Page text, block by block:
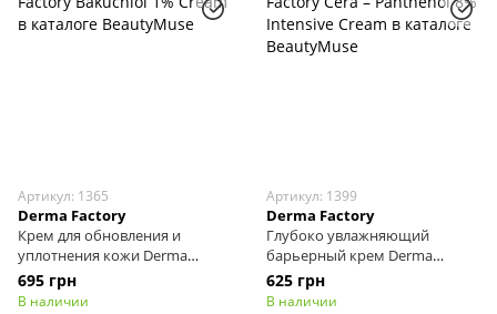
Артикул: 1365
Derma Factory
Крем для обновления и
уплотнения кожи Derma
Factory Bakuchiol 1% Сream, 30
г
695 грн
В наличии
Артикул: 1399
Derma Factory
Глубоко увлажняющий
барьерный крем Derma
Factory Cera – Panthenol 8%
Intensive Cream, 50 мл
625 грн
В наличии